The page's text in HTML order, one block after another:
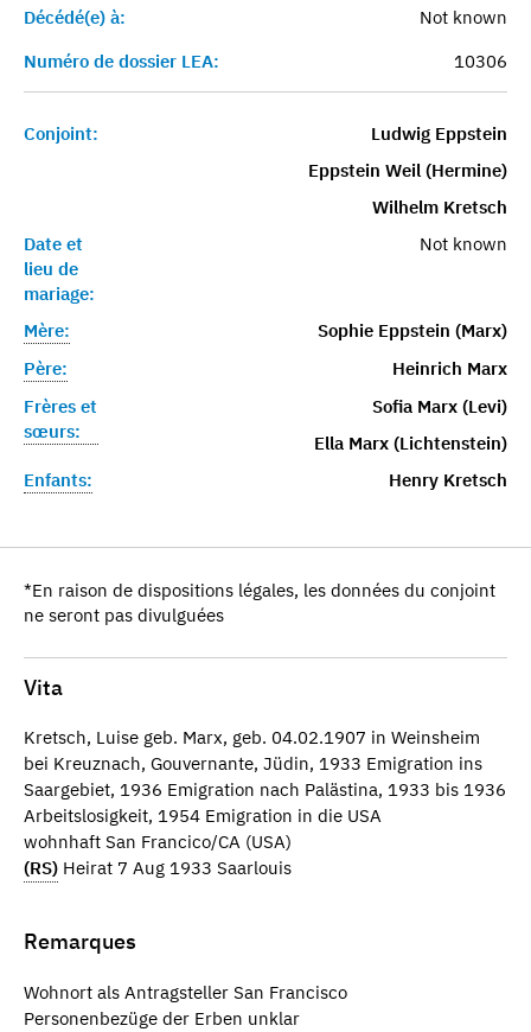
Décédé(e) à:
Not known
Numéro de dossier LEA:
10306
Conjoint:
Ludwig Eppstein
Eppstein Weil (Hermine)
Wilhelm Kretsch
Date et
lieu de
mariage:
Not known
Mère:
Sophie Eppstein (Marx)
Père:
Heinrich Marx
Frères et
sœurs:
Sofia Marx (Levi)
Ella Marx (Lichtenstein)
Enfants:
Henry Kretsch
*En raison de dispositions légales, les données du conjoint
ne seront pas divulguées
Vita
Kretsch, Luise geb. Marx, geb. 04.02.1907 in Weinsheim
bei Kreuznach, Gouvernante, Jüdin, 1933 Emigration ins
Saargebiet, 1936 Emigration nach Palästina, 1933 bis 1936
Arbeitslosigkeit, 1954 Emigration in die USA
wohnhaft San Francico/CA (USA)
(RS) Heirat 7 Aug 1933 Saarlouis
Remarques
Wohnort als Antragsteller San Francisco
Personenbezüge der Erben unklar